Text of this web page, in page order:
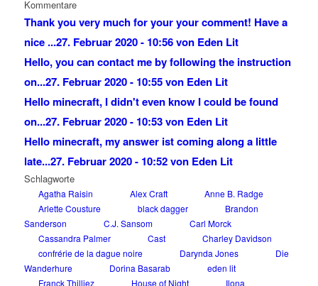
Kommentare
Thank you very much for your your comment! Have a
nice ...27. Februar 2020 - 10:56 von Eden Lit
Hello, you can contact me by following the instruction
on...27. Februar 2020 - 10:55 von Eden Lit
Hello minecraft, I didn't even know I could be found
on...27. Februar 2020 - 10:53 von Eden Lit
Hello minecraft, my answer ist coming along a little
late...27. Februar 2020 - 10:52 von Eden Lit
Schlagworte
Agatha Raisin Alex Craft
Anne B. Radge
Arlette Cousture
black dagger
Brandon
Sanderson
C.J. Sansom
Carl Morck
Cassandra Palmer
Cast
Charley Davidson
confrérie de la dague noire
Darynda Jones
Die
Wanderhure
Dorina Basarab
eden lit
Franck Thilliez
House of Night
Ilona